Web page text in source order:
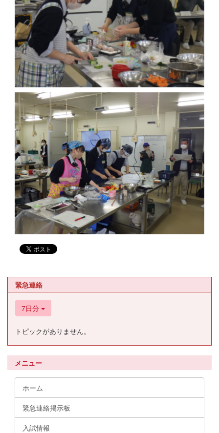
緊急連絡
7日分
トピックがありません。
メニュー
ホーム
緊急連絡掲示板
入試情報